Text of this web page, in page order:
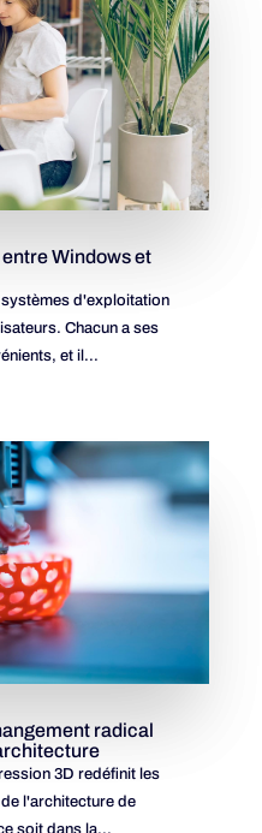
Windows et
d'exploitation
Chacun a ses
et il...
radical
3D redéfinit les
l'architecture de